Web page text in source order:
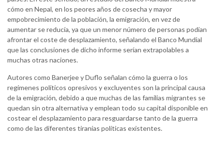
cómo en Nepal, en los peores años de cosecha y mayor
empobrecimiento de la población, la emigración, en vez de
aumentar se reducía, ya que un menor número de personas podían
afrontar el coste de desplazamiento, señalando el Banco Mundial
que las conclusiones de dicho informe serían extrapolables a
muchas otras naciones.
Autores como Banerjee y Duflo señalan cómo la guerra o los
regímenes políticos opresivos y excluyentes son la principal causa
de la emigración, debido a que muchas de las familias migrantes se
quedan sin otra alternativa y emplean todo su capital disponible en
costear el desplazamiento para resguardarse tanto de la guerra
como de las diferentes tiranías políticas existentes.